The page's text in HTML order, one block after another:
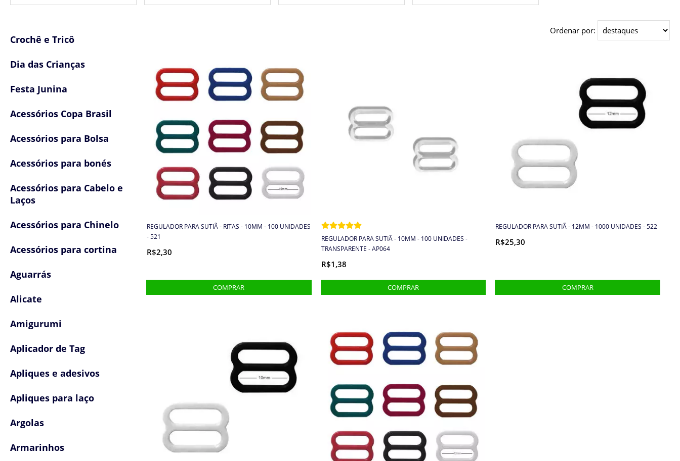
Crochê e Tricô
Dia das Crianças
Festa Junina
Acessórios Copa Brasil
Acessórios para Bolsa
Acessórios para bonés
Acessórios para Cabelo e
Laços
Acessórios para Chinelo
Acessórios para cortina
Aguarrás
Alicate
Amigurumi
Aplicador de Tag
Apliques e adesivos
Apliques para laço
Argolas
Armarinhos
Ordenar por:
REGULADOR PARA SUTIÃ - RITAS - 10MM - 100 UNIDADES
- 521
R$2,30
REGULADOR PARA SUTIÃ - 10MM - 100 UNIDADES -
TRANSPARENTE - AP064
R$1,38
REGULADOR PARA SUTIÃ - 12MM - 1000 UNIDADES - 522
R$25,30